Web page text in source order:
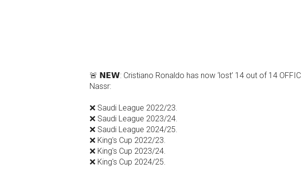
🚨 𝗡𝗘𝗪: Cristiano Ronaldo has now ‘lost’ 14 out of 14
Nassr:
❌ Saudi League 2022/23.
❌ Saudi League 2023/24.
❌ Saudi League 2024/25.
❌ King's Cup 2022/23.
❌ King's Cup 2023/24.
❌ King's Cup 2024/25.